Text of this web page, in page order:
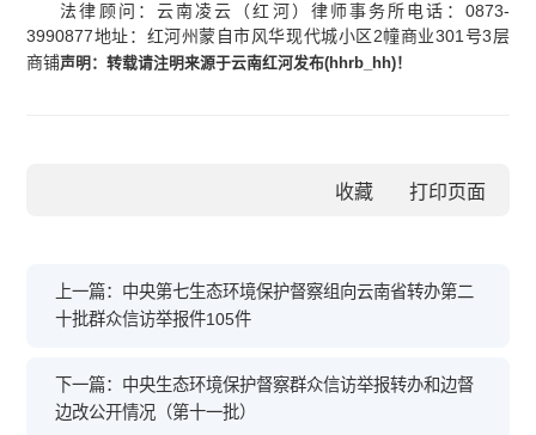
法律顾问：云南凌云（红河）律师事务所电话：0873-
3990877地址：红河州蒙自市风华现代城小区2幢商业301号3层
商铺声明：转载请注明来源于云南红河发布(hhrb_hh)！
收藏
上一篇：中央第七生态环境保护督察组向云南省转办第二
十批群众信访举报件105件
下一篇：中央生态环境保护督察群众信访举报转办和边督
边改公开情况（第十一批）